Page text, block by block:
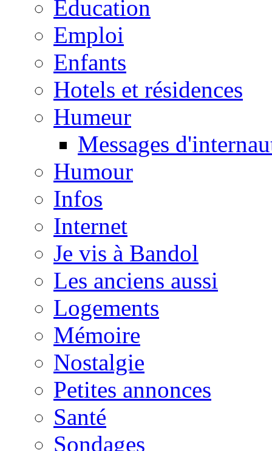
Education
Emploi
Enfants
Hotels et résidences
Humeur
Messages
Humour
Infos
Internet
Je vis à Bandol
Les anciens aussi
Logements
Mémoire
Nostalgie
Petites annonces
Santé
Sondages